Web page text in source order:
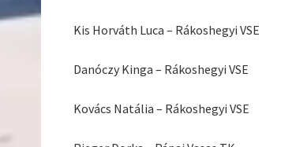
Kis Horváth Luca – Rákoshegyi VSE
Danóczy Kinga – Rákoshegyi VSE
Kovács Natália – Rákoshegyi VSE